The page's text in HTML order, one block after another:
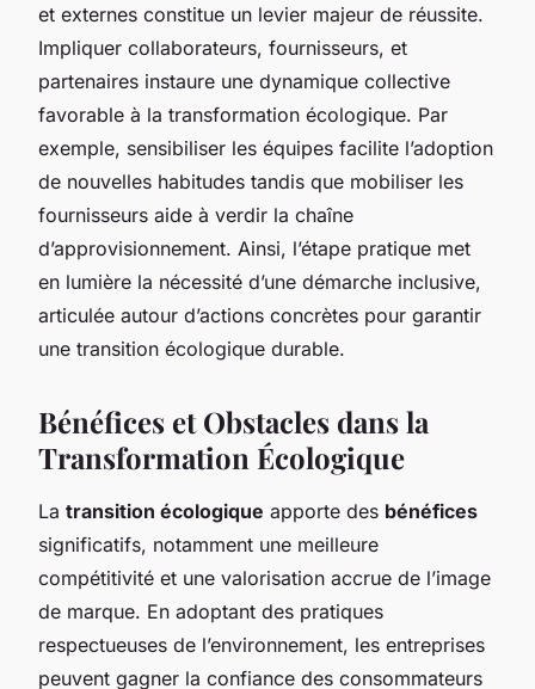
et externes constitue un levier majeur de réussite.
Impliquer collaborateurs, fournisseurs, et
partenaires instaure une dynamique collective
favorable à la transformation écologique. Par
exemple, sensibiliser les équipes facilite l’adoption
de nouvelles habitudes tandis que mobiliser les
fournisseurs aide à verdir la chaîne
d’approvisionnement. Ainsi, l’étape pratique met
en lumière la nécessité d’une démarche inclusive,
articulée autour d’actions concrètes pour garantir
une transition écologique durable.
Bénéfices et Obstacles dans la
Transformation Écologique
La transition écologique apporte des bénéfices
significatifs, notamment une meilleure
compétitivité et une valorisation accrue de l’image
de marque. En adoptant des pratiques
respectueuses de l’environnement, les entreprises
peuvent gagner la confiance des consommateurs